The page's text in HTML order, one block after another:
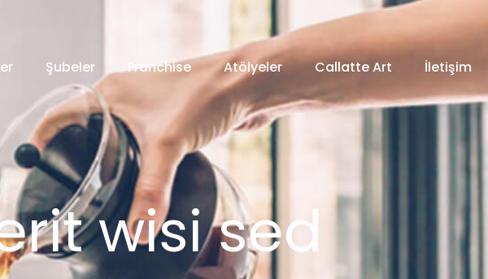
Şubeler Franchise Atölyeler Callatte Art İletişim
wisi sed